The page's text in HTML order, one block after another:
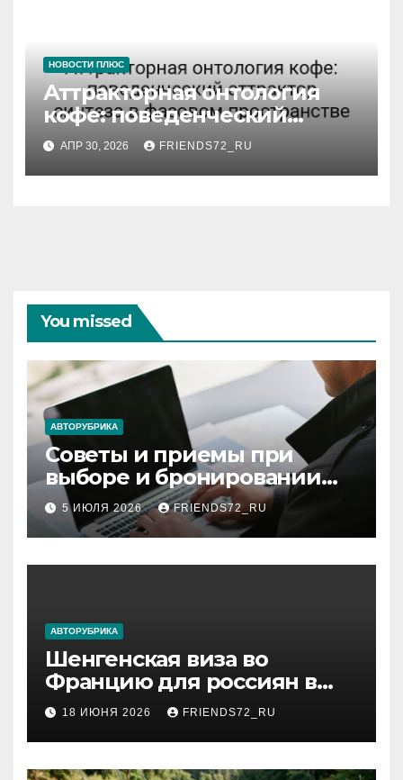
НОВОСТИ ПЛЮС
Аттракторная онтология
кофе: поведенческий
аттрактор синтеза в
фазовом пространстве
АПР 30, 2026 FRIENDS72_RU
You missed
АВТОРУБРИКА
Советы и приемы при
выборе и бронировании
авиабилетов
5 ИЮЛЯ 2026 FRIENDS72_RU
АВТОРУБРИКА
Шенгенская виза во
Францию для россиян в
2026 году: сроки от 3 дней
и список необходимых
документов
18 ИЮНЯ 2026 FRIENDS72_RU